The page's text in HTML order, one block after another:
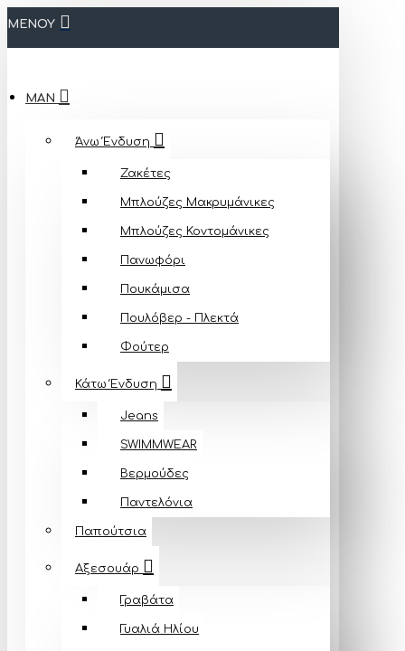
ΜΕΝΟΥ
MAN
Άνω Ένδυση
Ζακέτες
Μπλούζες Mακρυμάνικες
Μπλούζες Κοντομάνικες
Πανωφόρι
Πουκάμισα
Πουλόβερ - Πλεκτά
Φούτερ
Κάτω Ένδυση
Jeans
SWIMMWEAR
Βερμούδες
Παντελόνια
Παπούτσια
Αξεσουάρ
Γραβάτα
Γυαλιά Ηλίου